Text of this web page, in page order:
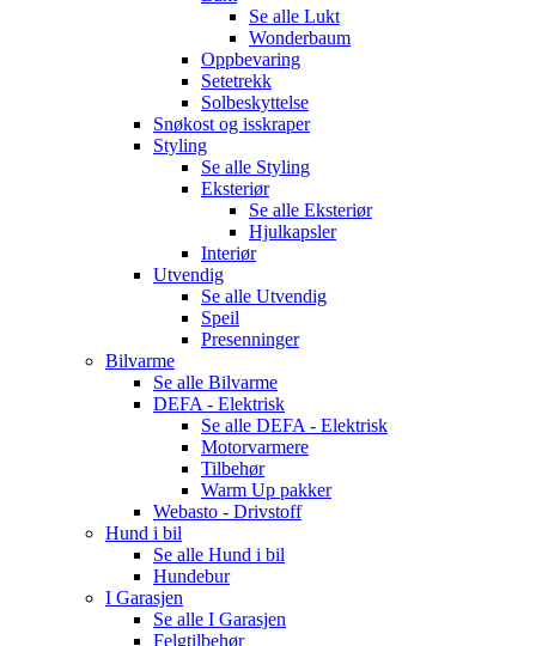
Se alle Lukt
Wonderbaum
Oppbevaring
Setetrekk
Solbeskyttelse
Snøkost og isskraper
Styling
Se alle Styling
Eksteriør
Se alle Eksteriør
Hjulkapsler
Interiør
Utvendig
Se alle Utvendig
Speil
Presenninger
Bilvarme
Se alle Bilvarme
DEFA - Elektrisk
Se alle DEFA - Elektrisk
Motorvarmere
Tilbehør
Warm Up pakker
Webasto - Drivstoff
Hund i bil
Se alle Hund i bil
Hundebur
I Garasjen
Se alle I Garasjen
Felgtilbehør